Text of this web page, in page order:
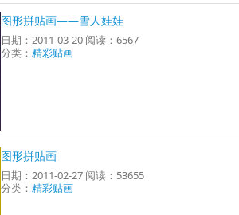
图形拼贴画——雪人娃娃
日期：2011-03-20 阅读：6567
分类：精彩贴画
图形拼贴画
日期：2011-02-27 阅读：53655
分类：精彩贴画